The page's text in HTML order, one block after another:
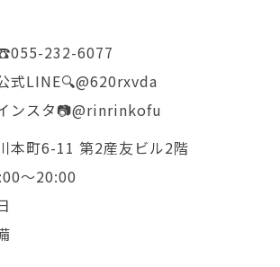
232-6077
式LINE🔍@620rxvda
ンスタ📷@rinrinkofu
本町6-11 第2産友ビル2階
〜20:00